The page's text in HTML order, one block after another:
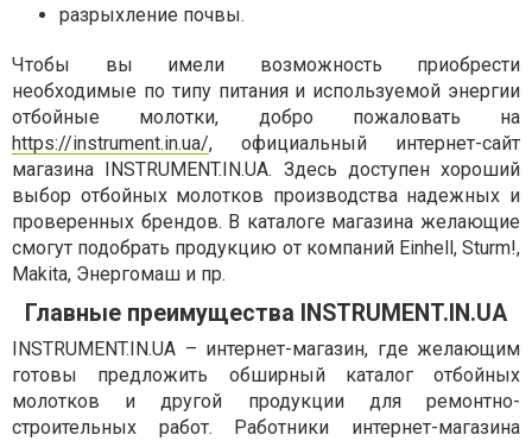
разрыхление почвы.
Чтобы вы имели возможность приобрести
необходимые по типу питания и используемой энергии
отбойные молотки, добро пожаловать на
https://instrument.in.ua/, официальный интернет-сайт
магазина INSTRUMENT.IN.UA. Здесь доступен хороший
выбор отбойных молотков производства надежных и
проверенных брендов. В каталоге магазина желающие
смогут подобрать продукцию от компаний Einhell, Sturm!,
Makita, Энергомаш и пр.
Главные преимущества INSTRUMENT.IN.UA
INSTRUMENT.IN.UA – интернет-магазин, где желающим
готовы предложить обширный каталог отбойных
молотков и другой продукции для ремонтно-
строительных работ. Работники интернет-магазина